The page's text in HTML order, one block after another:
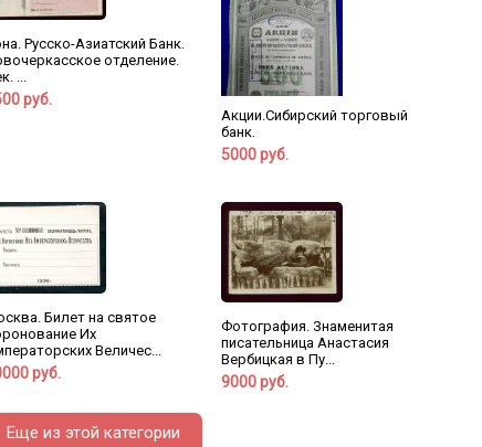
Русско-Азиатский Банк.
отделение.
...
руб.
Акции.Сибирский торговый
банк.
5000 руб.
Билет на святое
Их
Величес...
руб.
Фотография. Знаменитая
писательница Анастасия
Вербицкая в Пу...
9000 руб.
Еще из этой категории